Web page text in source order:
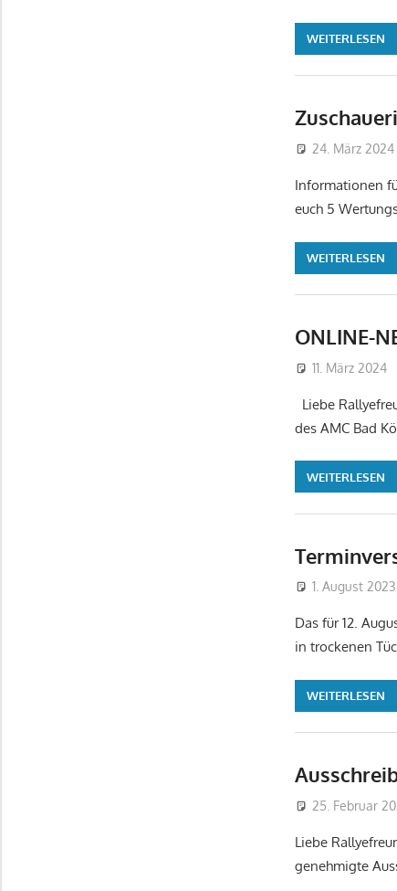
WEITERLESEN
24. März 2024
Informationen
euch 5
WEITERLESEN
ONLINE-
11. März 2024
Liebe
des AMC Bad
WEITERLESEN
1. August 2023
Das für 12.
in trockenen
WEITERLESEN
25. Februar
Liebe
genehmigte